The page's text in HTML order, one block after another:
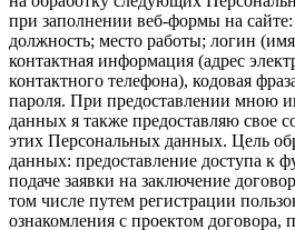
при заполнении веб-формы на
должность; место работы; логин
контактная информация (адрес
контактного телефона), кодовая
пароля. При предоставлении мною
данных я также предоставляю свое
этих Персональных данных. Цель
данных: предоставление доступа к
подаче заявки на заключение
том числе путем регистрации
ознакомления с проектом договора,